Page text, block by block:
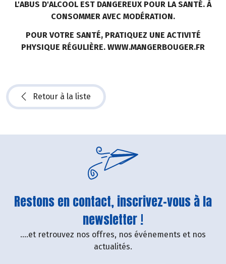
L'ABUS D'ALCOOL EST DANGEREUX POUR LA SANTÉ. À
CONSOMMER AVEC MODÉRATION.
POUR VOTRE SANTÉ, PRATIQUEZ UNE ACTIVITÉ
PHYSIQUE RÉGULIÈRE. WWW.MANGERBOUGER.FR
Retour à la liste
Restons en contact, inscrivez-vous à la
newsletter !
....et retrouvez nos offres, nos événements et nos
actualités.